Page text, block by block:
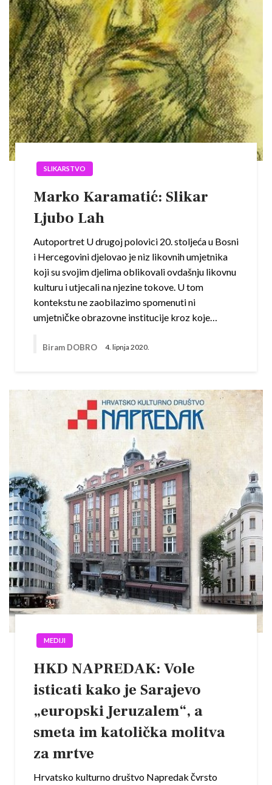
SLIKARSTVO
Marko Karamatić: Slikar
Ljubo Lah
Autoportret U drugoj polovici 20. stoljeća u Bosni
i Hercegovini djelovao je niz likovnih umjetnika
koji su svojim djelima oblikovali ovdašnju likovnu
kulturu i utjecali na njezine tokove. U tom
kontekstu ne zaobilazimo spomenuti ni
umjetničke obrazovne institucije kroz koje…
Biram DOBRO 4. lipnja 2020.
MEDIJI
HKD NAPREDAK: Vole
isticati kako je Sarajevo
„europski Jeruzalem“, a
smeta im katolička molitva
za mrtve
Hrvatsko kulturno društvo Napredak čvrsto